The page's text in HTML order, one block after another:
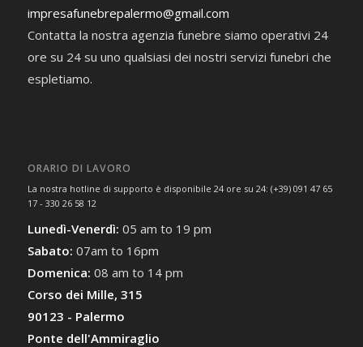
impresafunebrepalermo@gmail.com
Contatta la nostra agenzia funebre siamo operativi 24
ore su 24 su uno qualsiasi dei nostri servizi funebri che
espletiamo.
ORARIO DI LAVORO
La nostra hotline di supporto è disponibile 24 ore su 24: (+39) 091 47 65
17 - 330 26 58 12
Lunedì-Venerdì: 05 am to 19 pm
Sabato: 07am to 16pm
Domenica: 08 am to 14 pm
Corso dei Mille, 315
90123 - Palermo
Ponte dell'Ammiraglio